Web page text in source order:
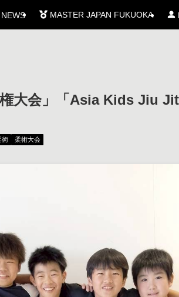
NEWS MASTER JAPAN FUKUOKA
権大会」「Asia Kids Jiu
術 柔術大会